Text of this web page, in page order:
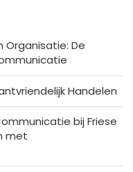
Organisatie: De
Handelen
bij Friese
met